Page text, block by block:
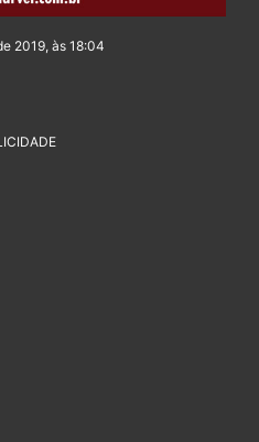
2019, às 18:04